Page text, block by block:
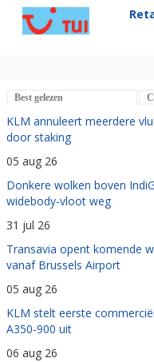
Best gelezen
KLM annuleert meerdere
door staking
05 aug 26
Donkere wolken boven
widebody-vloot weg
31 jul 26
Transavia opent komende
vanaf Brussels Airport
05 aug 26
KLM stelt eerste
A350-900 uit
06 aug 26